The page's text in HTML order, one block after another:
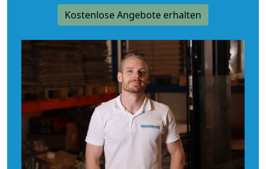
Kostenlose Angebote erhalten